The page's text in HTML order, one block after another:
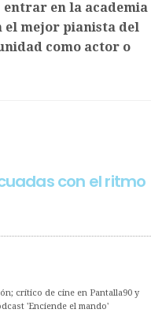
entrar en la academia
el mejor pianista del
como actor o
con el ritmo
crítico de cine en Pantalla90 y
'Enciende el mando'